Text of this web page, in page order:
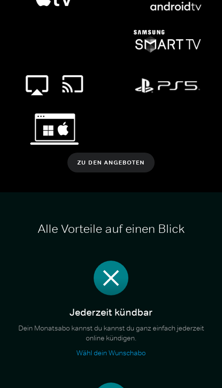
ZU DEN ANGEBOTEN
Alle Vorteile auf einen Blick
Jederzeit kündbar
Dein Monatsabo kannst du kannst du ganz einfach jederzeit
online kündigen.
Wähl dein Wunschabo